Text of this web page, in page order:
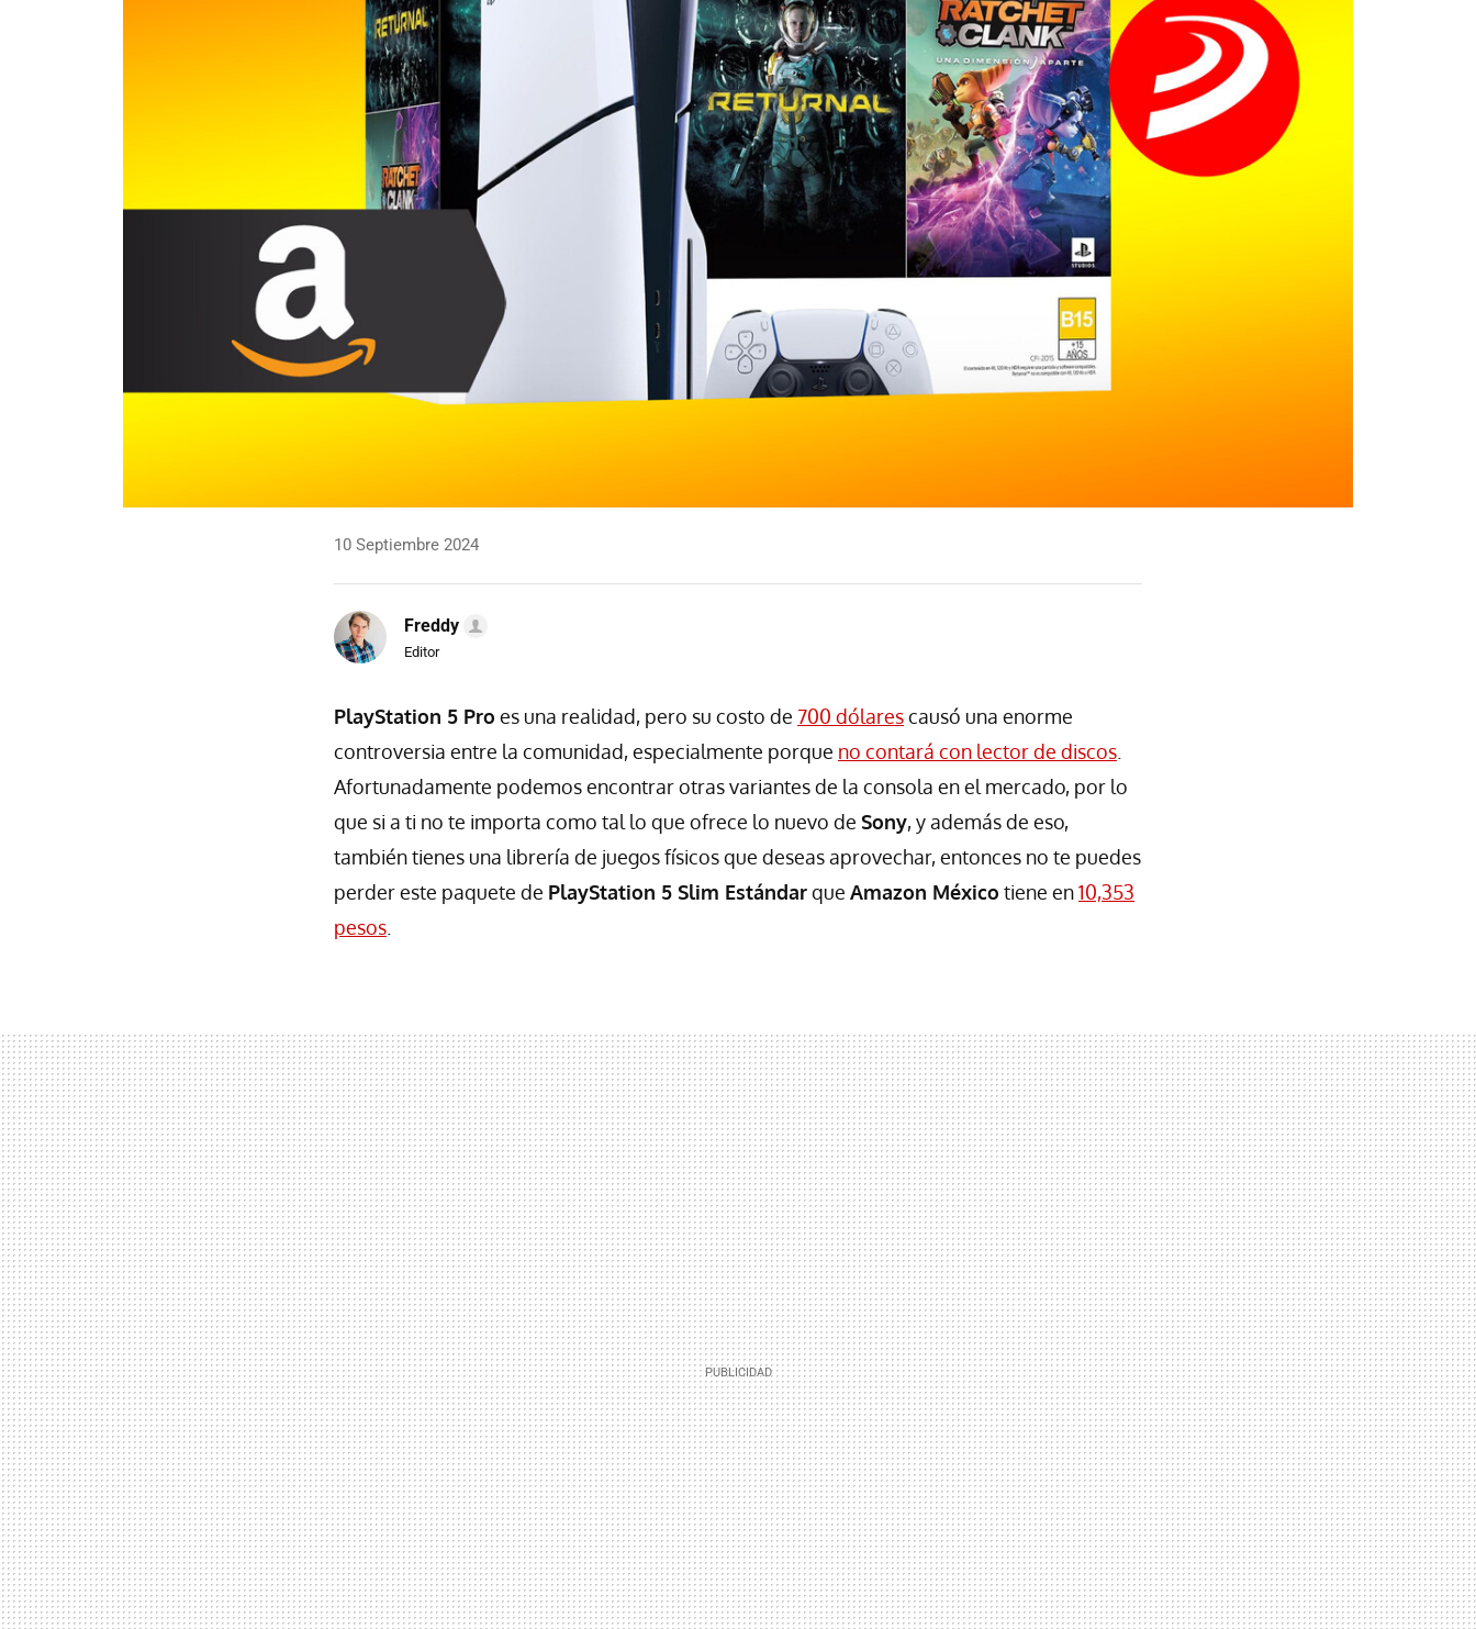
10 Septiembre 2024
Freddy
Editor
PlayStation 5 Pro es una realidad, pero su costo de 700 dólarescausó una enorme
controversia entre la comunidad, especialmente porque no contará con lector de discos
Afortunadamente podemos encontrar otras variantes de la consola en el mercado, por lo
que si a ti no te importa como tal lo que ofrece lo nuevo de Sony, y además de eso,
también tienes una librería de juegos físicos que deseas aprovechar, entonces no te puedes
perder este paquete de PlayStation 5 Slim Estándarque Amazon México tiene en10,353
pesos